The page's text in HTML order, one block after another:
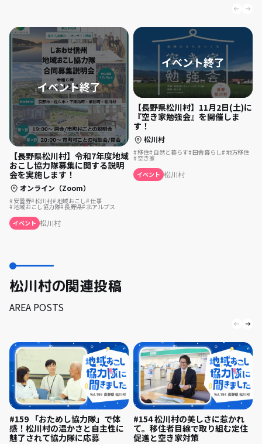
【長野県松川村】令和7年度地域
おこし協力隊募集に関する説明
会を実施します！
オンライン（Zoom）
安曇野 松川村 地域おこし 仕事
地域おこし協力隊 長野県 北アルプス
イベント 松川村
【長野県松川村】11月2日(土)に
『空き家勉強会』を開催しま
す！
松川村
移住 自然と暮らす 田舎暮らし 地方移住
空き家
イベント 松川村
松川村の関連投稿
AREA POSTS
#159 「おためし協力隊」で体
感！松川村の温かさと自主性に
魅了されて協力隊に応募
#154 松川村の美しさに惹かれ
て。移住者目線で取り組む定住
促進と空き家対策